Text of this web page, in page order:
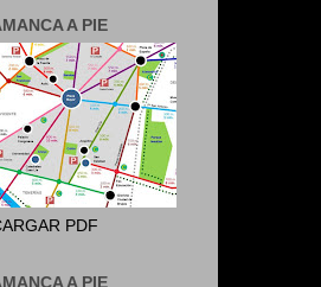
A PIE
PDF
A PIE